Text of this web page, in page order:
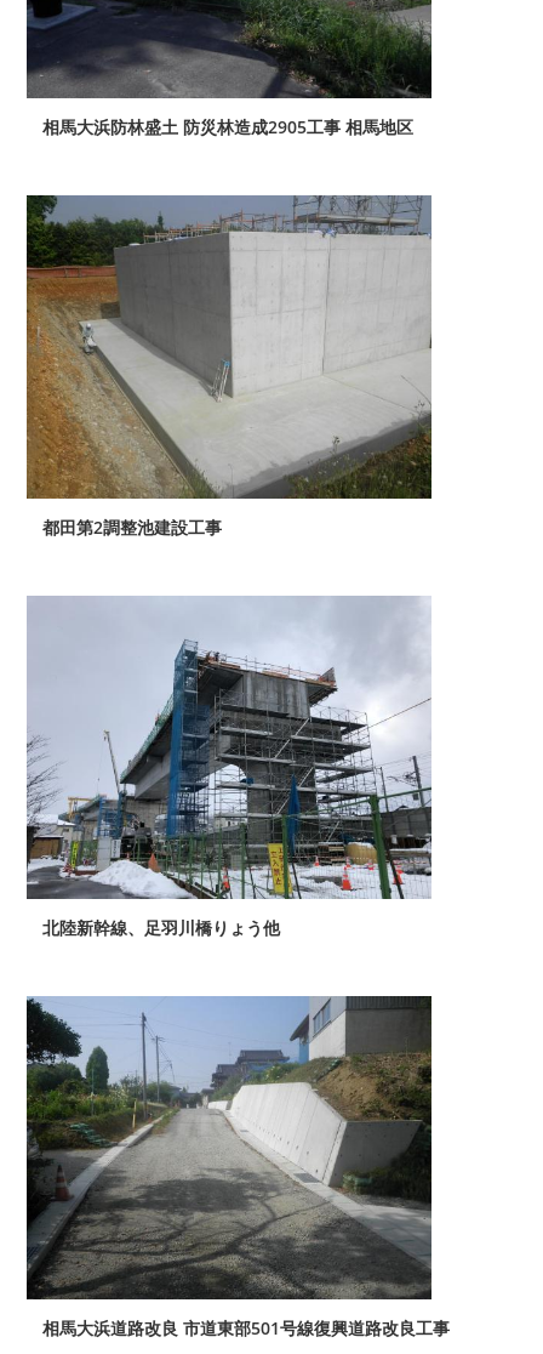
相馬大浜防林盛土 防災林造成2905工事 相馬地区
都田第2調整池建設工事
北陸新幹線、足羽川橋りょう他
相馬大浜道路改良 市道東部501号線復興道路改良工事